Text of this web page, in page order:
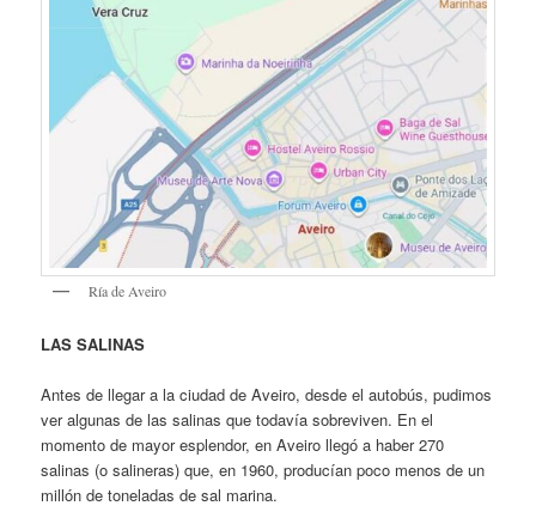
Ría de Aveiro
LAS SALINAS
Antes de llegar a la ciudad de Aveiro, desde el autobús, pudimos
ver algunas de las salinas que todavía sobreviven. En el
momento de mayor esplendor, en Aveiro llegó a haber 270
salinas (o salineras) que, en 1960, producían poco menos de un
millón de toneladas de sal marina.